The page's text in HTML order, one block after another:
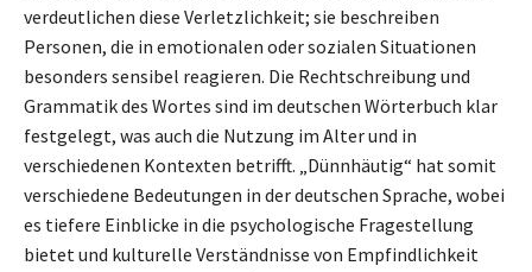
verdeutlichen diese Verletzlichkeit; sie beschreiben
Personen, die in emotionalen oder sozialen Situationen
besonders sensibel reagieren. Die Rechtschreibung und
Grammatik des Wortes sind im deutschen Wörterbuch klar
festgelegt, was auch die Nutzung im Alter und in
verschiedenen Kontexten betrifft. „Dünnhäutig“ hat somit
verschiedene Bedeutungen in der deutschen Sprache, wobei
es tiefere Einblicke in die psychologische Fragestellung
bietet und kulturelle Verständnisse von Empfindlichkeit